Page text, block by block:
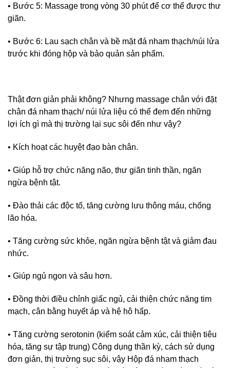
• Bước 5: Massage trong vòng 30 phút để cơ thể được thư
giãn.
• Bước 6: Lau sạch chân và bề mặt đá nham thạch/núi lửa
trước khi đóng hộp và bảo quản sản phẩm.
Thật đơn giản phải không? Nhưng massage chân với đặt
chân đá nham thạch/ núi lửa liệu có thể đem đến những
lợi ích gì mà thị trường lại sục sôi đến như vậy?
• Kích hoạt các huyệt đạo bàn chân.
• Giúp hỗ trợ chức năng não, thư giãn tinh thần, ngăn
ngừa bệnh tật.
• Đào thải các độc tố, tăng cường lưu thông máu, chống
lão hóa.
• Tăng cường sức khỏe, ngăn ngừa bệnh tật và giảm đau
nhức.
• Giúp ngủ ngon và sâu hơn.
• Đồng thời điều chỉnh giấc ngủ, cải thiện chức năng tim
mạch, cân bằng huyết áp và hệ hô hấp.
• Tăng cường serotonin (kiểm soát cảm xúc, cải thiện tiêu
hóa, tăng sự tập trung) Công dụng thần kỳ, cách sử dụng
đơn giản, thị trường sục sôi, vậy Hộp đá nham thạch